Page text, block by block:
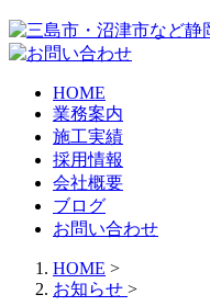
HOME
業務案内
施工実績
採用情報
会社概要
ブログ
お問い合わせ
HOME >
お知らせ >